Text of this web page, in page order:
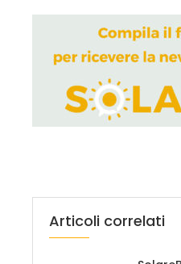
Articoli correlati